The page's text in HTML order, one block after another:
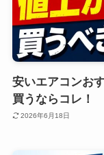
安いエアコンお
買うならコレ！
2026年6月18日